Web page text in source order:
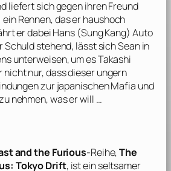
liefert sich gegen ihren Freund
ein Rennen, das er haushoch
er dabei Hans (Sung Kang) Auto
Schuld stehend, lässt sich Sean in
unterweisen, um es Takashi
nicht nur, dass dieser ungern
zur japanischen Mafia und
nehmen, was er will …
and the Furious-Reihe,The
Tokyo Drift, ist ein seltsamer